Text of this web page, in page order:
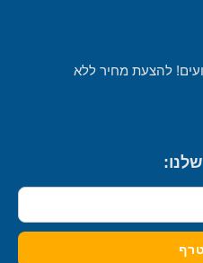
להצעת מחיר ללא